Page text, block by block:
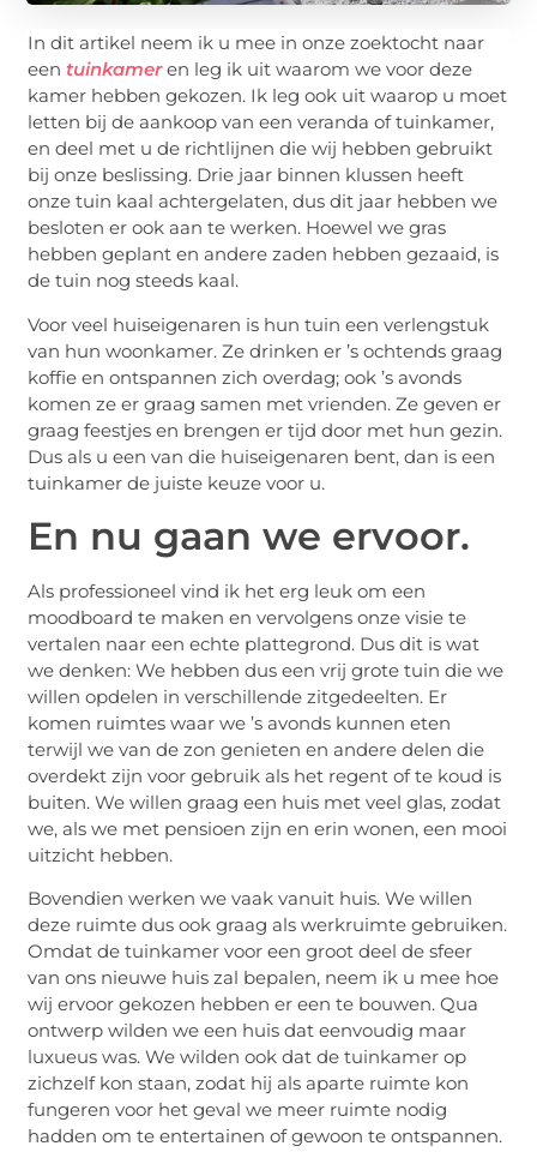
In dit artikel neem ik u mee in onze zoektocht naar
een tuinkameren leg ik uit waarom we voor deze
kamer hebben gekozen. Ik leg ook uit waarop u moet
letten bij de aankoop van een veranda of tuinkamer,
en deel met u de richtlijnen die wij hebben gebruikt
bij onze beslissing. Drie jaar binnen klussen heeft
onze tuin kaal achtergelaten, dus dit jaar hebben we
besloten er ook aan te werken. Hoewel we gras
hebben geplant en andere zaden hebben gezaaid, is
de tuin nog steeds kaal.
Voor veel huiseigenaren is hun tuin een verlengstuk
van hun woonkamer. Ze drinken er ’s ochtends graag
koffie en ontspannen zich overdag; ook ’s avonds
komen ze er graag samen met vrienden. Ze geven er
graag feestjes en brengen er tijd door met hun gezin.
Dus als u een van die huiseigenaren bent, dan is een
tuinkamer de juiste keuze voor u.
En nu gaan we ervoor.
Als professioneel vind ik het erg leuk om een
moodboard te maken en vervolgens onze visie te
vertalen naar een echte plattegrond. Dus dit is wat
we denken: We hebben dus een vrij grote tuin die we
willen opdelen in verschillende zitgedeelten. Er
komen ruimtes waar we ’s avonds kunnen eten
terwijl we van de zon genieten en andere delen die
overdekt zijn voor gebruik als het regent of te koud is
buiten. We willen graag een huis met veel glas, zodat
we, als we met pensioen zijn en erin wonen, een mooi
uitzicht hebben.
Bovendien werken we vaak vanuit huis. We willen
deze ruimte dus ook graag als werkruimte gebruiken.
Omdat de tuinkamer voor een groot deel de sfeer
van ons nieuwe huis zal bepalen, neem ik u mee hoe
wij ervoor gekozen hebben er een te bouwen. Qua
ontwerp wilden we een huis dat eenvoudig maar
luxueus was. We wilden ook dat de tuinkamer op
zichzelf kon staan, zodat hij als aparte ruimte kon
fungeren voor het geval we meer ruimte nodig
hadden om te entertainen of gewoon te ontspannen.